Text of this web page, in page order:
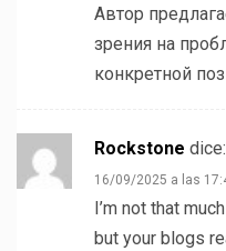
Автор
зрения на
конкретной
Rockstone dice:
16/09/2025 a las
I’m not that
but your blogs